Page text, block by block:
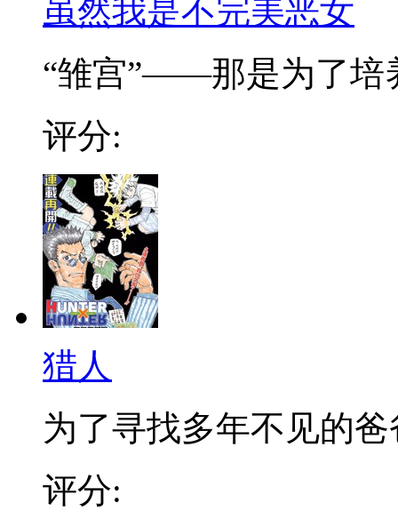
虽然我是不完美恶女
“雏宫”——那是为了培
评分:
猎人
为了寻找多年不见的爸
评分: